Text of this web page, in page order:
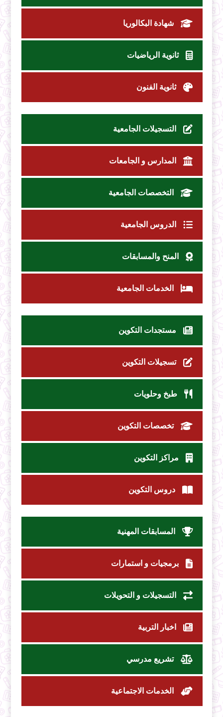
شهادة البكالوريا
ثانوية الرياضيات
ثانوية الفنون
التسجيلات الجامعية
المدارس و الجامعات
التخصصات الجامعية
الدروس الجامعية
المنح والمسابقات
الخدمات الجامعية
مستجدات التكوين
تسجيلات التكوين
طبخ وحلويات
تخصصات التكوين
مراكز التكوين
دروس التكوين
المسابقات المهنية
برمجيات و استمارات
التسجيلات و التحويلات
اخبار التربية
تشريع مدرسي
الخدمات الاجتماعية